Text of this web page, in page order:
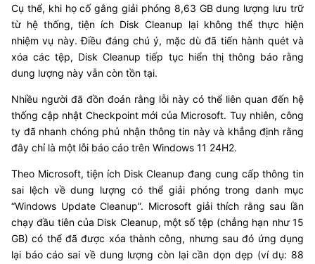
Cụ thể, khi họ cố gắng giải phóng 8,63 GB dung lượng lưu trữ
từ hệ thống, tiện ích Disk Cleanup lại không thể thực hiện
nhiệm vụ này. Điều đáng chú ý, mặc dù đã tiến hành quét và
xóa các tệp, Disk Cleanup tiếp tục hiển thị thông báo rằng
dung lượng này vẫn còn tồn tại.
Nhiều người đã đồn đoán rằng lỗi này có thể liên quan đến hệ
thống cập nhật Checkpoint mới của Microsoft. Tuy nhiên, công
ty đã nhanh chóng phủ nhận thông tin này và khẳng định rằng
đây chỉ là một lỗi báo cáo trên Windows 11 24H2.
Theo Microsoft, tiện ích Disk Cleanup đang cung cấp thông tin
sai lệch về dung lượng có thể giải phóng trong danh mục
“Windows Update Cleanup”. Microsoft giải thích rằng sau lần
chạy đầu tiên của Disk Cleanup, một số tệp (chẳng hạn như 15
GB) có thể đã được xóa thành công, nhưng sau đó ứng dụng
lại báo cáo sai về dung lượng còn lại cần dọn dẹp (ví dụ: 88